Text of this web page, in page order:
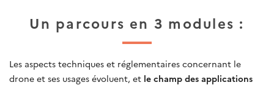
Un parcours en 3 modules :
Les aspects techniques et réglementaires concernant le
drone et ses usages évoluent, et le champ des applications